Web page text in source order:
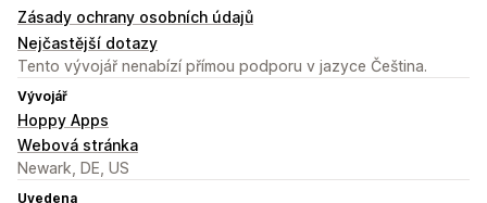
Zásady ochrany osobních údajů
Nejčastější dotazy
Tento vývojář nenabízí přímou podporu v jazyce Čeština.
Vývojář
Hoppy Apps
Webová stránka
Newark, DE, US
Uvedena